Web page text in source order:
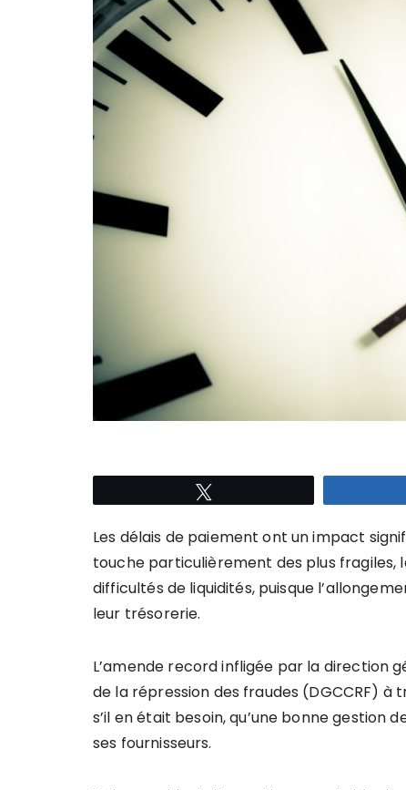
Les délais de paiement ont un impact
touche particulièrement des plus fragiles,
difficultés de liquidités, puisque
leur trésorerie.
L’amende record infligée par la direction
de la répression des fraudes (DGCCRF) à
s’il en était besoin, qu’une bonne
ses fournisseurs.